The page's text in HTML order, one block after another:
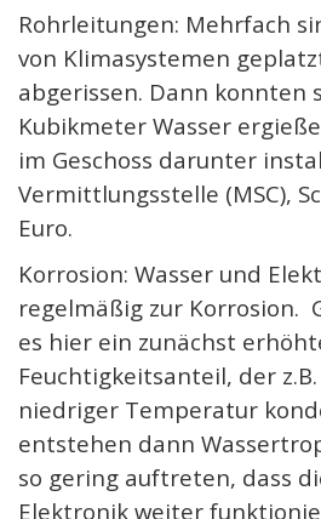
Rohrleitungen: Mehrfach
von Klimasystemen
abgerissen. Dann konnten
Kubikmeter Wasser
im Geschoss darunter
Vermittlungsstelle (MSC),
Euro.
Korrosion: Wasser und
regelmäßig zur Korrosion.
es hier ein zunächst
Feuchtigkeitsanteil, der
niedriger Temperatur
entstehen dann
so gering auftreten, dass
Elektronik weiter